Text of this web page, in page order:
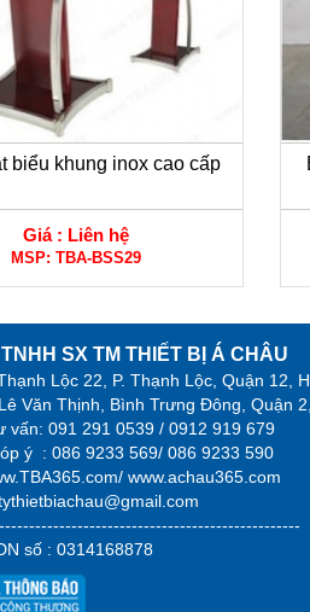
biểu khung inox cao cấp
Giá : Liên hệ
MSP: TBA-BSS29
SX TM THIẾT BỊ Á CHÂU
Lộc 22, P. Thạnh Lộc, Quận 12,
Văn Thịnh, Bình Trưng Đông, Quận
vấn: 091 291 0539 / 0912 919 679
ý : 086 9233 569/ 086 9233 590
/ www.achau365.com
số : 0314168878